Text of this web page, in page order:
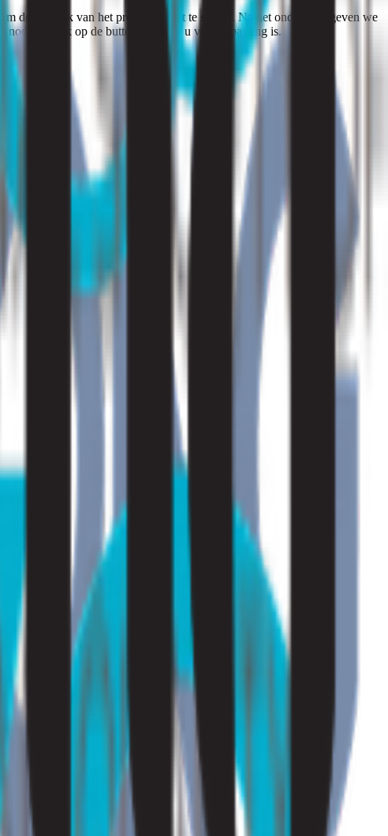
de oorzaak van het probleem vast te stellen. Na het onderzoek geven we
Druk op de button die voor u van toepassing is.